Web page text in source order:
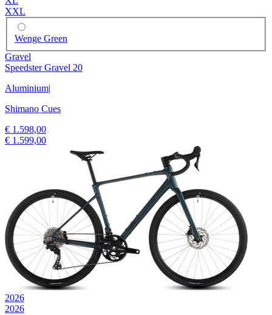
XXL
Wenge Green
Gravel
Speedster Gravel 20
Aluminium|
Shimano Cues
€ 1.598,00
€ 1.599,00
2026
2026